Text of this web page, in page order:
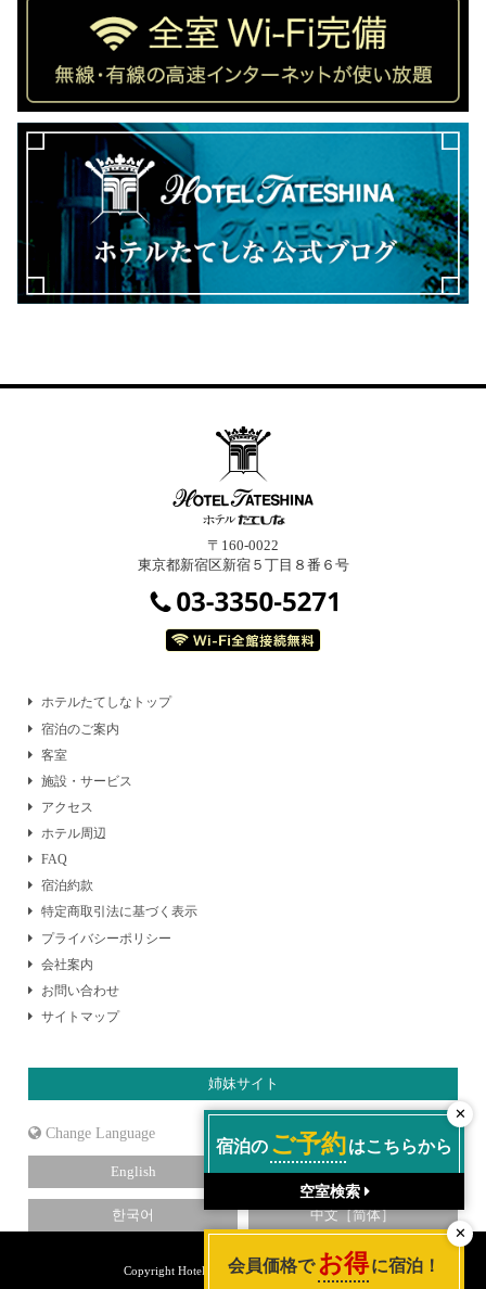
〒160-0022
東京都新宿区新宿５丁目８番６号
ホテルたてしなトップ
宿泊のご案内
客室
施設・サービス
アクセス
ホテル周辺
FAQ
宿泊約款
特定商取引法に基づく表示
プライバシーポリシー
会社案内
お問い合わせ
サイトマップ
姉妹サイト
Language
English ไทย
한국어 中文［简体］
Copyright Hotel Tateshina. All Rights Reserved.
✕
会員価格で お得 に宿泊！
✕
宿泊の ご予約はこちらから
空室検索